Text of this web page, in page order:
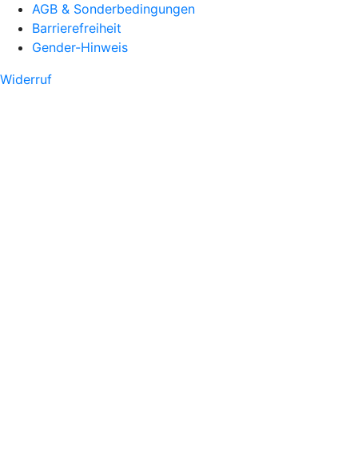
AGB & Sonderbedingungen
Barrierefreiheit
Gender-Hinweis
Widerruf